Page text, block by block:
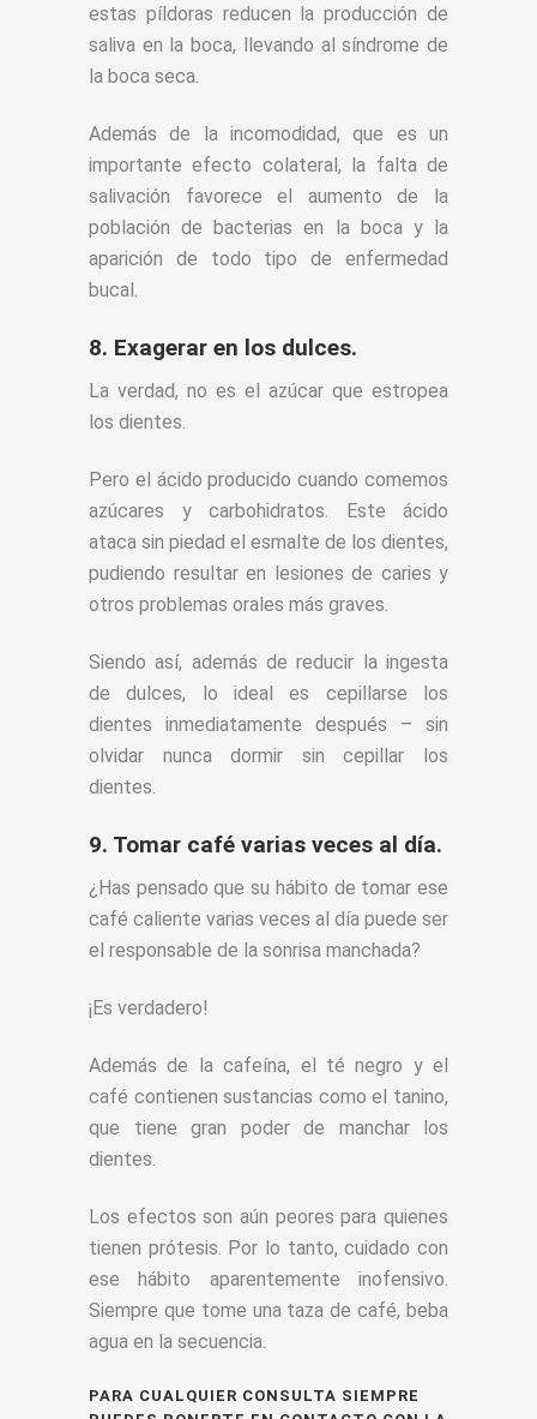
estas píldoras reducen la producción de
saliva en la boca, llevando al síndrome de
la boca seca.
Además de la incomodidad, que es un
importante efecto colateral, la falta de
salivación favorece el aumento de la
población de bacterias en la boca y la
aparición de todo tipo de enfermedad
bucal.
8. Exagerar en los dulces.
La verdad, no es el azúcar que estropea
los dientes.
Pero el ácido producido cuando comemos
azúcares y carbohidratos. Este ácido
ataca sin piedad el esmalte de los dientes,
pudiendo resultar en lesiones de caries y
otros problemas orales más graves.
Siendo así, además de reducir la ingesta
de dulces, lo ideal es cepillarse los
dientes inmediatamente después – sin
olvidar nunca dormir sin cepillar los
dientes.
9. Tomar café varias veces al día.
¿Has pensado que su hábito de tomar ese
café caliente varias veces al día puede ser
el responsable de la sonrisa manchada?
¡Es verdadero!
Además de la cafeína, el té negro y el
café contienen sustancias como el tanino,
que tiene gran poder de manchar los
dientes.
Los efectos son aún peores para quienes
tienen prótesis. Por lo tanto, cuidado con
ese hábito aparentemente inofensivo.
Siempre que tome una taza de café, beba
agua en la secuencia.
PARA CUALQUIER CONSULTA SIEMPRE